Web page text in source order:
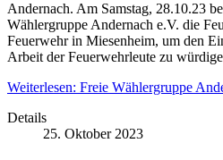
Andernach. Am Samstag, 28.10.23
Wählergruppe Andernach e.V. die
Feuerwehr in Miesenheim, um den
Arbeit der Feuerwehrleute zu
Weiterlesen: Freie Wählergruppe
Details
25. Oktober 2023